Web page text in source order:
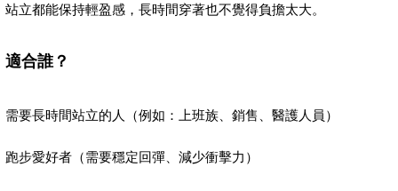
站立都能保持輕盈感，長時間穿著也不覺得負擔太大。
適合誰？
需要長時間站立的人（例如：上班族、銷售、醫護人員）
跑步愛好者（需要穩定回彈、減少衝擊力）